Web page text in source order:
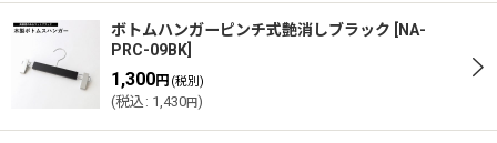
ボトムハンガーピンチ式艶消しブラック
NA-
PRC-09BK
1,300円 (税別)
(税込 : 1,430円)